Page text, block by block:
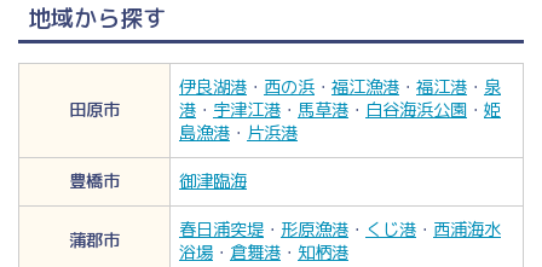
地域から探す
田原市
伊良湖港 ・ 西の浜 ・ 福江漁港 ・ 福江港 ・ 泉
港 ・ 宇津江港 ・ 馬草港 ・ 白谷海浜公園 ・ 姫
島漁港 ・ 片浜港
豊橋市
御津臨海
蒲郡市 春日浦突堤 ・ 形原漁港 ・ くじ港 ・ 西浦海水
浴場 ・ 倉舞港 ・ 知柄港